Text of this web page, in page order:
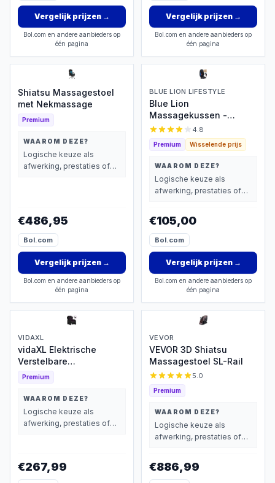
Vergelijk prijzen→
Bol.com en andere aanbieders op
één pagina
Vergelijk prijzen→
Bol.com en andere aanbieders op
één pagina
Shiatsu Massagestoel
met Nekmassage
Premium
WAAROM DEZE?
Logische keuze als
afwerking, prestaties of
€486,95
Bol.com
Vergelijk prijzen→
Bol.com en andere aanbieders op
één pagina
BLUE LION LIFESTYLE
Blue Lion
Massagekussen -
Shiatsu & Warmte
4.8
Premium Wisselende prijs
WAAROM DEZE?
Logische keuze als
afwerking, prestaties of
€105,00
Bol.com
Vergelijk prijzen→
Bol.com en andere aanbieders op
één pagina
VIDAXL
vidaXL Elektrische
Verstelbare
Massagestoel
Premium
WAAROM DEZE?
Logische keuze als
afwerking, prestaties of
€267,99
VEVOR
VEVOR 3D Shiatsu
Massagestoel SL-Rail
5.0
Premium
WAAROM DEZE?
Logische keuze als
afwerking, prestaties of
€886,99